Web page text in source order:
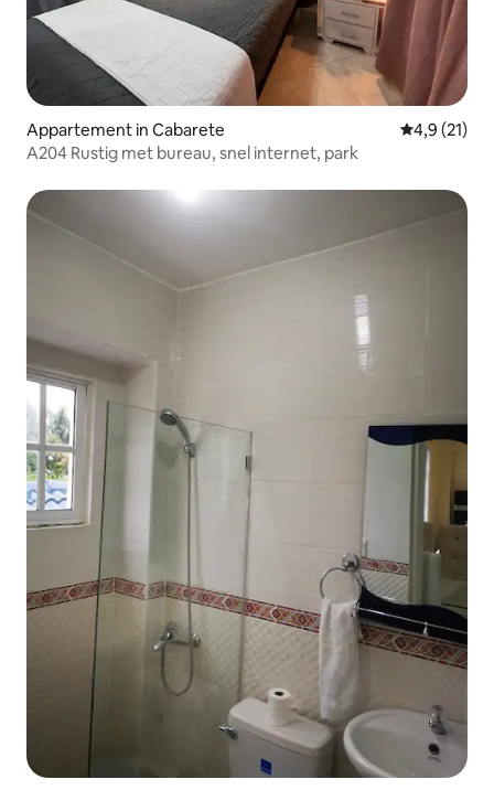
Appartement in Cabarete
4,9 (21)
A204 Rustig met bureau, snel internet, park